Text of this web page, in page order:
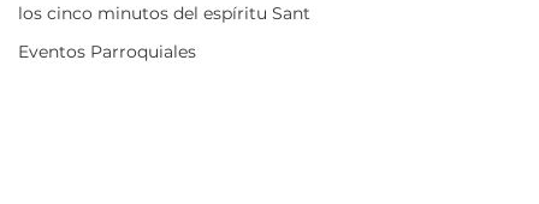
los cinco minutos del espíritu Sant
Eventos Parroquiales